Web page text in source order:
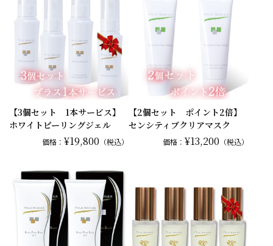
【3個セット 1本サービス】
ホワイトピーリングジェル
価格：¥19,800 （税込）
【2個セット ポイント2倍】
センシティブクリアマスク
価格： ¥13,200 （税込）